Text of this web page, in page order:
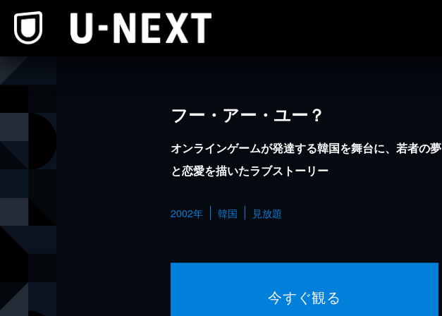
フー・アー・ユー？
オンラインゲームが発達する韓国を舞台に、若者の夢
と恋愛を描いたラブストーリー
2002年 韓国 見放題
今すぐ観る